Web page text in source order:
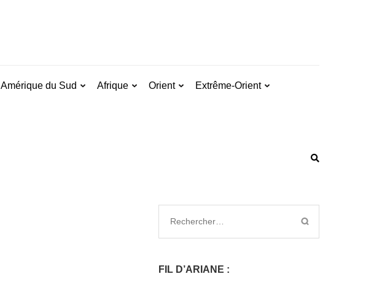
Amérique du Sud Afrique Orient Extrême-Orient
FIL D’ARIANE :